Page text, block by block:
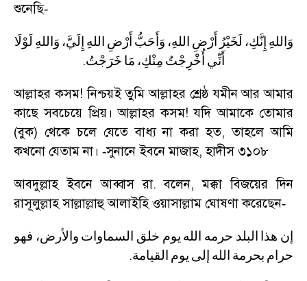
শুনেছি-
وَاللهِ إِنَّكِ، لَخَيْرُ أَرْضِ اللهِ، وَأَحَبُّ أَرْضِ اللهِ إِلَيَّ، وَاللهِ لَوْلَا
أَنِّي أُخْرِجْتُ مِنْكِ، مَا خَرَجْتُ.
আল্লাহর কসম! নিশ্চয়ই তুমি আল্লাহর শ্রেষ্ঠ যমীন আর আমার
কাছে সবচেয়ে প্রিয়। আল্লাহর কসম! যদি আমাকে তোমার
(বুক) থেকে চলে যেতে বাধ্য না করা হত,তাহলে আমি
কখনো যেতাম না। -সুনানে ইবনে মাজাহ,হাদীস ৩১০৮
আবদুল্লাহ ইবনে আব্বাস রা. বলেন,মক্কা বিজয়ের দিন
রাসূলুল্লাহ সাল্লাল্লাহু আলাইহি ওয়াসাল্লাম ঘোষণা করেছেন-
إن هذا البلد حرمه الله يوم خلق السماوات والأرض، فهو
حرام بحرمة الله إلى يوم القيامة.